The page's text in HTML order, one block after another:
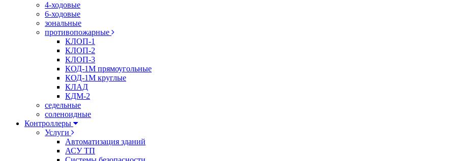
4-ходовые
6-ходовые
зональные
противопожарные
КЛОП-1
КЛОП-2
КЛОП-3
КОД-1М прямоугольные
КОД-1М круглые
КЛАД
КДМ-2
седельные
соленоидные
Контроллеры
Услуги
Автоматизация зданий
АСУ ТП